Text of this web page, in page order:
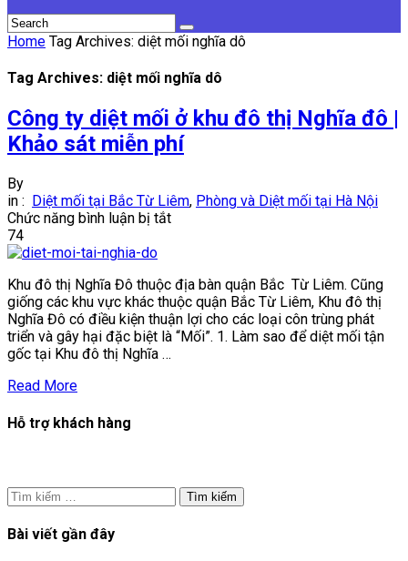
Home Tag Archives: diệt mối nghĩa dô
Tag Archives: diệt mối nghĩa dô
Công ty diệt mối ở khu đô thị Nghĩa đô |
Khảo sát miễn phí
By
in :
Diệt mối tại Bắc Từ Liêm, Phòng và Diệt mối tại Hà Nội
Chức năng bình luận bị tắtở
mối
ở
khu
đô
74
Khu đô thị Nghĩa Đô thuộc địa bàn quận Bắc Từ Liêm. Cũng
giống các khu vực khác thuộc quận Bắc Từ Liêm, Khu đô thị
Nghĩa Đô có điều kiện thuận lợi cho các loại côn trùng phát
triển và gây hại đặc biệt là “Mối”. 1. Làm sao để diệt mối tận
gốc tại Khu đô thị Nghĩa …
Read More
Hỗ trợ khách hàng
Tìm
kiếm
cho:
Bài viết gần đây